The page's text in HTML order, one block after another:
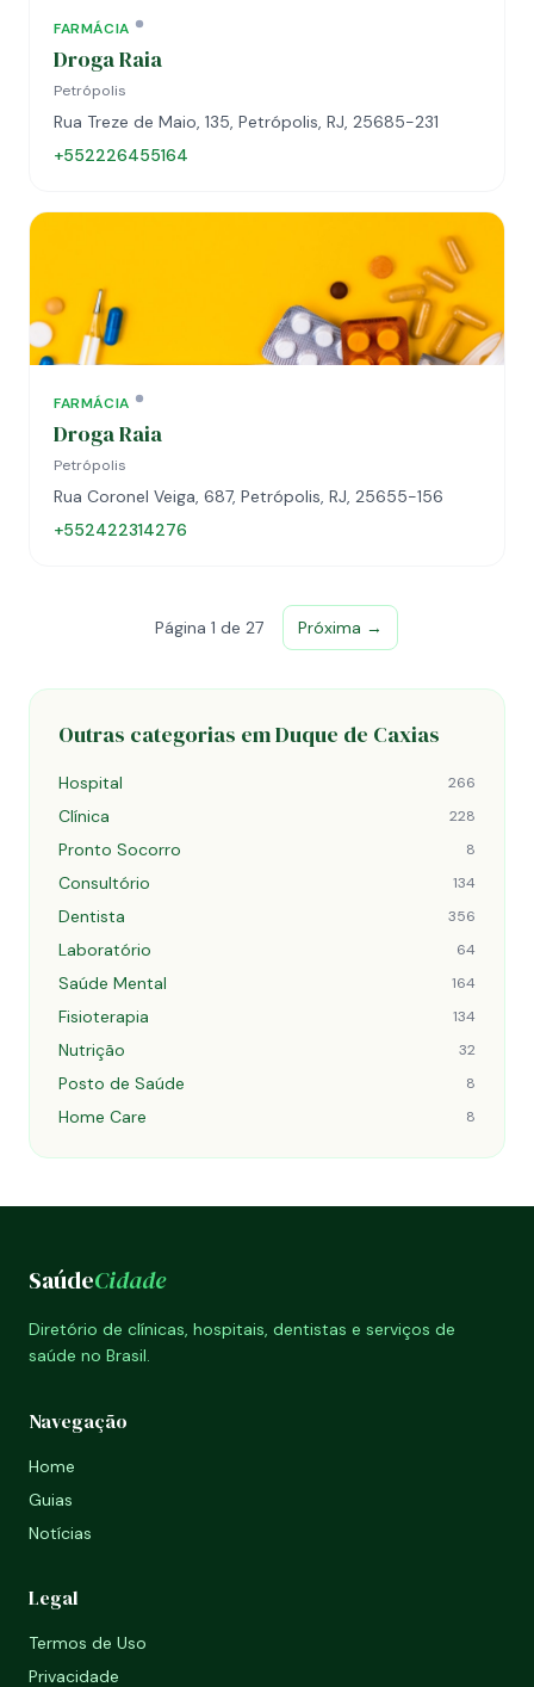
FARMÁCIA
Droga Raia
Petrópolis
Rua Treze de Maio, 135, Petrópolis, RJ, 25685-231
+552226455164
FARMÁCIA
Droga Raia
Petrópolis
Rua Coronel Veiga, 687, Petrópolis, RJ, 25655-156
+552422314276
Página 1 de 27 Próxima →
Outras categorias em Duque de Caxias
Hospital 266
Clínica 228
Pronto Socorro 8
Consultório 134
Dentista 356
Laboratório 64
Saúde Mental 164
Fisioterapia 134
Nutrição 32
Posto de Saúde 8
Home Care 8
SaúdeCidade
Diretório de clínicas, hospitais, dentistas e serviços de
saúde no Brasil.
Navegação
Home
Guias
Notícias
Legal
Termos de Uso
Privacidade